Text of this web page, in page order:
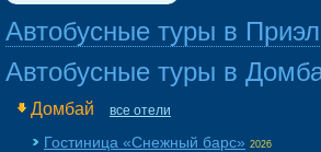
Автобусные туры в
Автобусные туры в
Домбай все отели
Гостиница «Снежный барс» 2026